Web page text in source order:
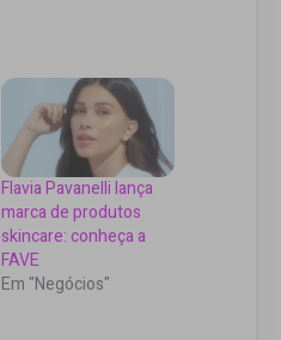
Flavia Pavanelli lança
marca de produtos
skincare: conheça a
FAVE
Em "Negócios"